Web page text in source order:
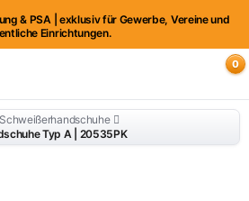
& PSA | exklusiv für Gewerbe, Vereine und
Einrichtungen.
0
Schweißerhandschuhe
Typ A | 20535PK